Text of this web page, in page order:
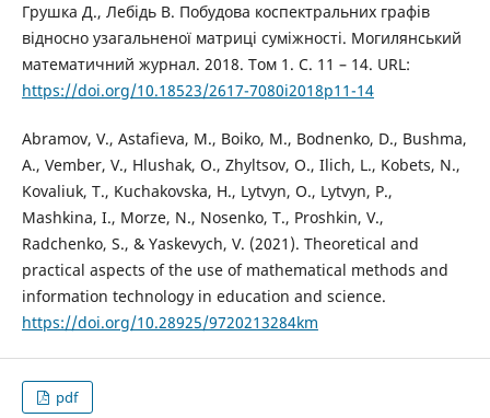
Грушка Д., Лебідь В. Побудова коспектральних графів
відносно узагальненої матриці суміжності. Могилянський
математичний журнал. 2018. Том 1. С. 11 – 14. URL:
https://doi.org/10.18523/2617-7080i2018p11-14
Abramov, V., Astafieva, M., Boiko, M., Bodnenko, D., Bushma,
A., Vember, V., Hlushak, O., Zhyltsov, O., Ilich, L., Kobets, N.,
Kovaliuk, T., Kuchakovska, H., Lytvyn, O., Lytvyn, P.,
Mashkina, I., Morze, N., Nosenko, T., Proshkin, V.,
Radchenko, S., & Yaskevych, V. (2021). Theoretical and
practical aspects of the use of mathematical methods and
information technology in education and science.
https://doi.org/10.28925/9720213284km
pdf